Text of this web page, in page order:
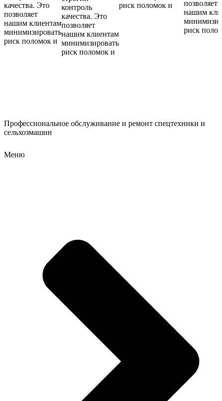
качества. Это
позволяет
нашим клиентам
минимизировать
риск поломок и
контроль
качества. Это
позволяет
нашим клиентам
минимизировать
риск поломок и
риск поломок и
позволяет
нашим
риск
Профессиональное обслуживание и ремонт спецтехники и
сельхозмашин
Меню